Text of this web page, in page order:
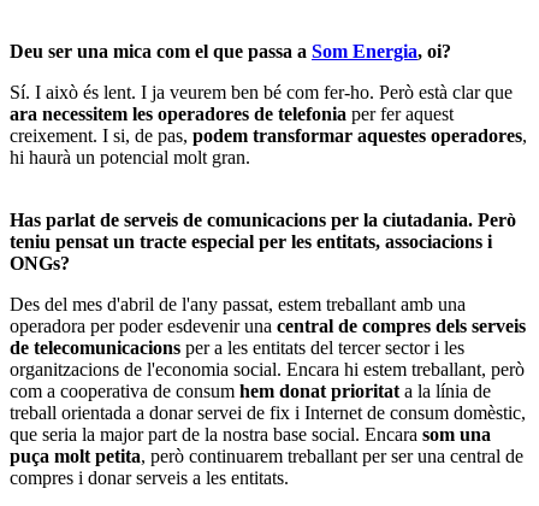
Deu ser una mica com el que passa a Som Energia, oi?
Sí. I això és lent. I ja veurem ben bé com fer-ho. Però està clar que
ara necessitem les operadores de telefonia per fer aquest
creixement. I si, de pas, podem transformar aquestes operadores,
hi haurà un potencial molt gran.
Has parlat de serveis de comunicacions per la ciutadania. Però
teniu pensat un tracte especial per les entitats, associacions i
ONGs?
Des del mes d'abril de l'any passat, estem treballant amb una
operadora per poder esdevenir una central de compres dels serveis
de telecomunicacions per a les entitats del tercer sector i les
organitzacions de l'economia social. Encara hi estem treballant, però
com a cooperativa de consum hem donat prioritat a la línia de
treball orientada a donar servei de fix i Internet de consum domèstic,
que seria la major part de la nostra base social. Encara som una
puça molt petita, però continuarem treballant per ser una central de
compres i donar serveis a les entitats.